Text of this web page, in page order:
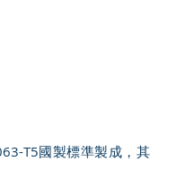
T5國製標準製成，其